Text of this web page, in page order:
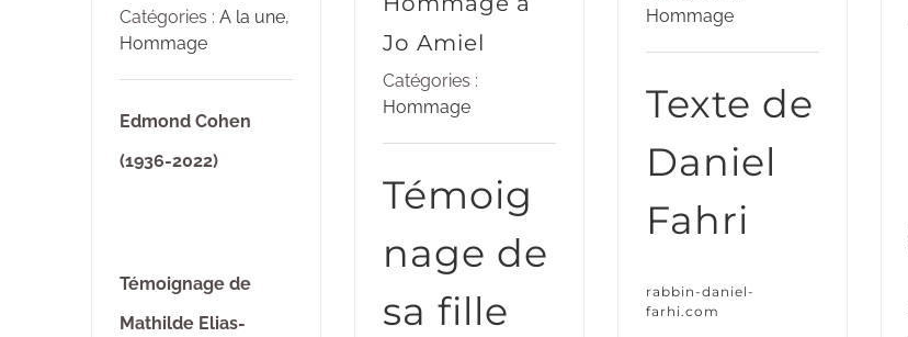
Catégories : A la une,
Hommage
Edmond Cohen
(1936-2022)
Témoignage de
Mathilde Elias-
Jo Amiel
Catégories :
Hommage
Témoig
nage de
sa fille
Hommage
Texte de
Daniel
Fahri
rabbin-daniel-
farhi.com